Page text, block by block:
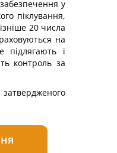
у
піклування,
20 числа
на
підлягають і
контроль за